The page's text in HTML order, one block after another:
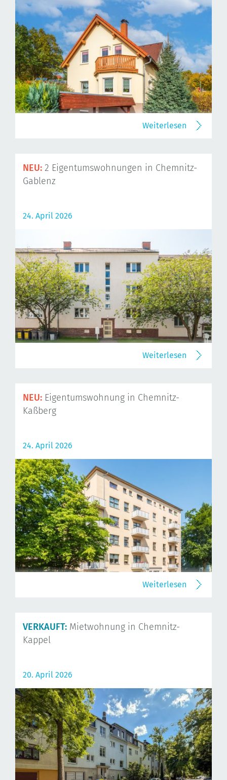
Weiterlesen
NEU: 2 Eigentumswohnungen in Chemnitz-
Gablenz
24. April 2026
Weiterlesen
NEU: Eigentumswohnung in Chemnitz-
Kaßberg
24. April 2026
Weiterlesen
VERKAUFT: Mietwohnung in Chemnitz-
Kappel
20. April 2026